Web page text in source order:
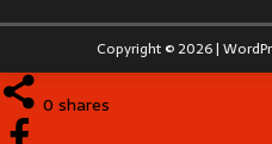
Copyright © 2026 |
0 shares